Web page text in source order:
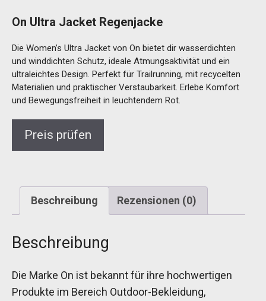
On Ultra Jacket Regenjacke
Die Women’s Ultra Jacket von On bietet dir wasserdichten
und winddichten Schutz, ideale Atmungsaktivität und ein
ultraleichtes Design. Perfekt für Trailrunning, mit recycelten
Materialien und praktischer Verstaubarkeit. Erlebe Komfort
und Bewegungsfreiheit in leuchtendem Rot.
Preis prüfen
Beschreibung Rezensionen (0)
Beschreibung
Die Marke On ist bekannt für ihre hochwertigen
Produkte im Bereich Outdoor-Bekleidung,